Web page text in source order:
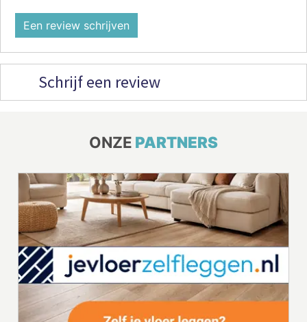
Een review schrijven
Schrijf een review
ONZE PARTNERS